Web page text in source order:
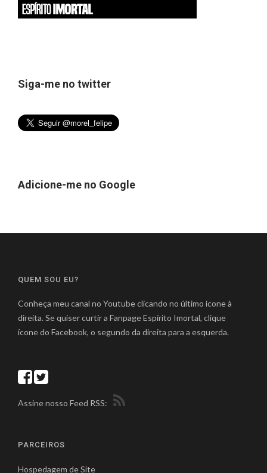
Siga-me no twitter
Adicione-me no Google
QUEM SOU EU?
Conheça meu canal no Youtube clicando no último ícone à
direita. Se quiser curtir a Fanpage Espírito Imortal, clique
ícone do Facebook, o segundo da direita para a esquerda.
Assine nosso Feed RSS:
PARCEIROS
Hospedagem de Site